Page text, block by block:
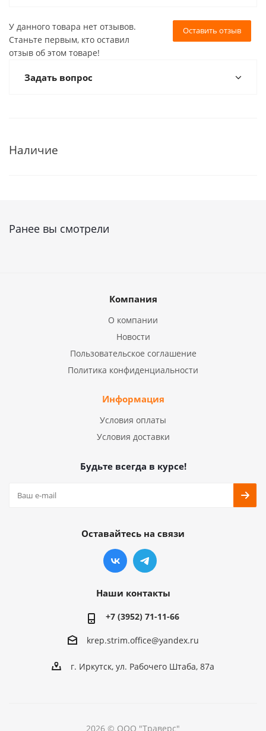
Оставить отзыв
У данного товара нет отзывов.
Станьте первым, кто оставил
отзыв об этом товаре!
Задать вопрос
Наличие
Ранее вы смотрели
Компания
О компании
Новости
Пользовательское соглашение
Политика конфиденциальности
Информация
Условия оплаты
Условия доставки
Будьте всегда в курсе!
Оставайтесь на связи
Наши контакты
+7 (3952) 71-11-66
krep.strim.office@yandex.ru
г. Иркутск, ул. Рабочего Штаба, 87а
2026 © ООО "Траверс"